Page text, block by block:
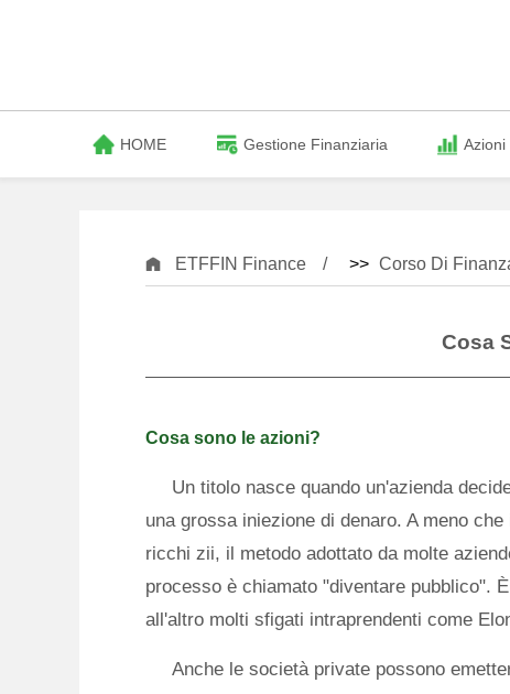
HOME Gestione Finanziaria Azioni
ETFFIN Finance >> Corso Di
Cosa
Cosa sono le azioni?
Un titolo nasce quando un'azienda
una grossa iniezione di denaro. A meno
ricchi zii, il metodo adottato da molte
processo è chiamato "diventare pubblico".
all'altro molti sfigati intraprendenti come
Anche le società private possono